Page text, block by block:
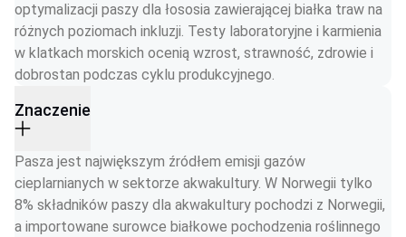
optymalizacji paszy dla łososia zawierającej białka traw na
różnych poziomach inkluzji. Testy laboratoryjne i karmienia
w klatkach morskich ocenią wzrost, strawność, zdrowie i
dobrostan podczas cyklu produkcyjnego.
Znaczenie
Pasza jest największym źródłem emisji gazów
cieplarnianych w sektorze akwakultury. W Norwegii tylko
8% składników paszy dla akwakultury pochodzi z Norwegii,
a importowane surowce białkowe pochodzenia roślinnego